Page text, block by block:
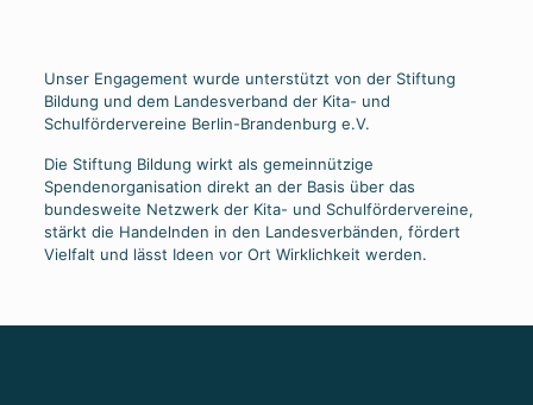
Unser Engagement wurde unterstützt von der Stiftung
Bildung und dem Landesverband der Kita- und
Schulfördervereine Berlin-Brandenburg e.V.
Die Stiftung Bildung wirkt als gemeinnützige
Spendenorganisation direkt an der Basis über das
bundesweite Netzwerk der Kita- und Schulfördervereine,
stärkt die Handelnden in den Landesverbänden, fördert
Vielfalt und lässt Ideen vor Ort Wirklichkeit werden.